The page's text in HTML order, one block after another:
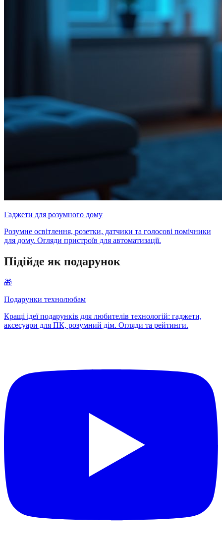
Гаджети для розумного дому
Розумне освітлення, розетки, датчики та голосові помічники
для дому. Огляди пристроїв для автоматизації.
Підійде як подарунок
🎁
Подарунки технолюбам
Кращі ідеї подарунків для любителів технологій: гаджети,
аксесуари для ПК, розумний дім. Огляди та рейтинги.